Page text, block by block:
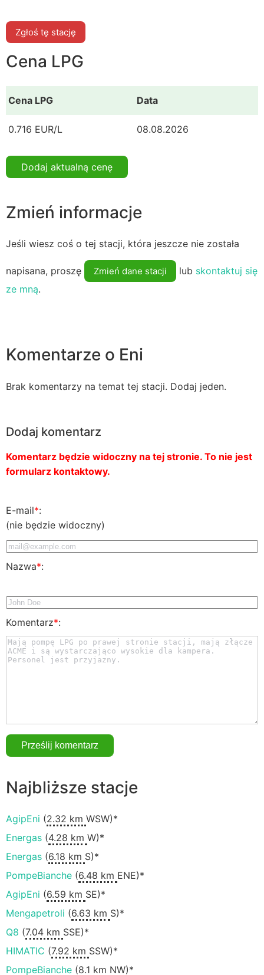
Zgłoś tę stację
Cena LPG
Cena LPG Data
0.716 EUR/L 08.08.2026
Dodaj aktualną cenę
Zmień informacje
Jeśli wiesz coś o tej stacji, która jeszcze nie została
napisana, proszę Zmień dane stacji lub skontaktuj się
ze mną.
Komentarze o Eni
Brak komentarzy na temat tej stacji. Dodaj jeden.
Dodaj komentarz
Komentarz będzie widoczny na tej stronie. To nie jest
formularz kontaktowy.
E-mail*:
(nie będzie widoczny)
Nazwa*:
Komentarz*:
Najbliższe stacje
AgipEni (2.32 km WSW)*
Energas (4.28 km W)*
Energas (6.18 km S)*
PompeBianche (6.48 km ENE)*
AgipEni (6.59 km SE)*
Mengapetroli (6.63 km S)*
Q8 (7.04 km SSE)*
HIMATIC (7.92 km SSW)*
PompeBianche (8.1 km NW)*